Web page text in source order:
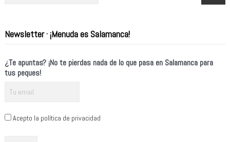
Newsletter · ¡Menuda es Salamanca!
¿Te apuntas? ¡No te pierdas nada de lo que pasa en Salamanca para
tus peques!
Acepto la política de privacidad